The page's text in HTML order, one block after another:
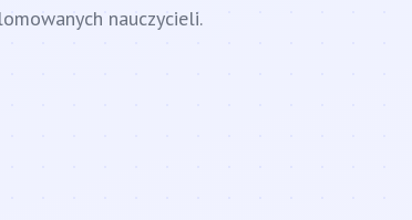
nauczycieli.